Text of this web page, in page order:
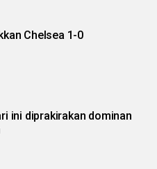
Chelsea 1-0
ini diprakirakan dominan